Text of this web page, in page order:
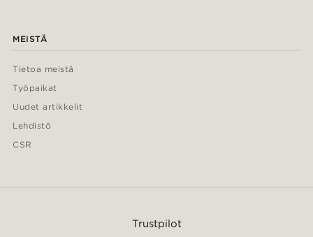
MEISTÄ
Tietoa meistä
Työpaikat
Uudet artikkelit
Lehdistö
CSR
Trustpilot